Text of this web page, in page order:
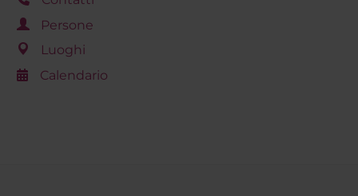
Persone
Luoghi
Calendario